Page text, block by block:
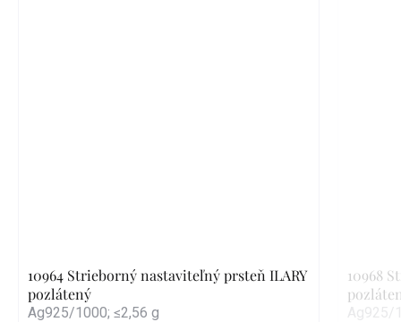
10964 Strieborný nastaviteľný prsteň ILARY
pozlátený
Ag925/1000; ≤2,56 g
10968